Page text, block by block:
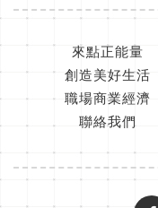
來點正能量
創造美好生活
職場商業經濟
聯絡我們